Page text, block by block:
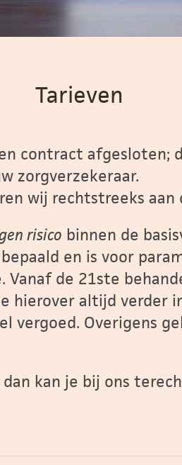
Tarieven
contract
zorgverzekeraar.
wij rechtstreeks aan
risico binnen de
en is voor
Vanaf de 21ste
hierover altijd verder
vergoed. Overigens
kan je bij ons